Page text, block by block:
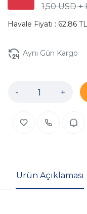
1,50 USD +
Havale Fiyatı : 62,86 TL
Aynı Gün Kargo
- +
Ürün Açıklaması